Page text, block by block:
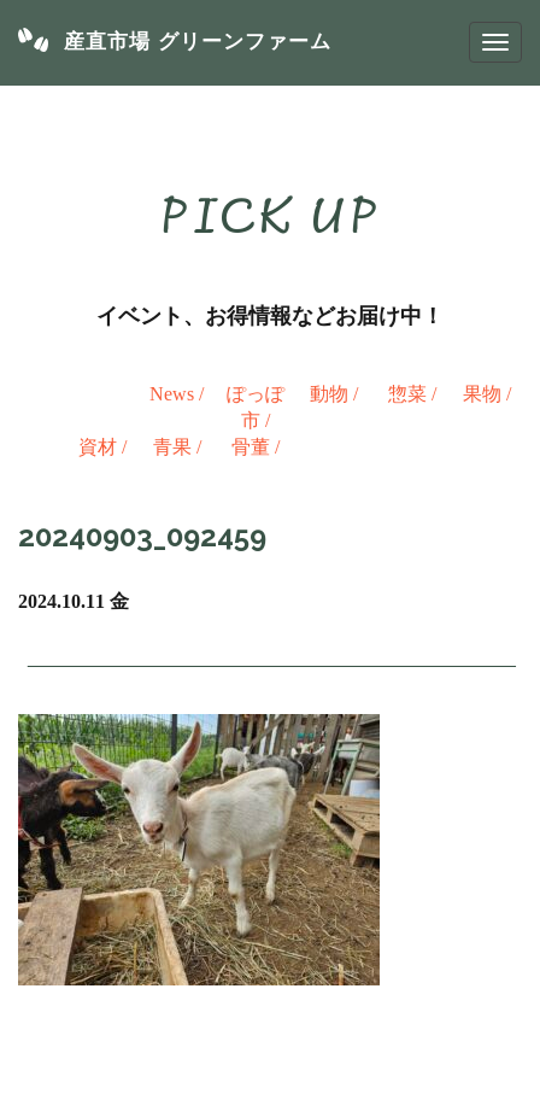
産直市場 グリーンファーム
PICK UP
イベント、お得情報などお届け中！
News /
ぽっぽ
市 /
動物 / 惣菜 / 果物 /
資材 / 青果 / 骨董 /
20240903_092459
2024.10.11 金